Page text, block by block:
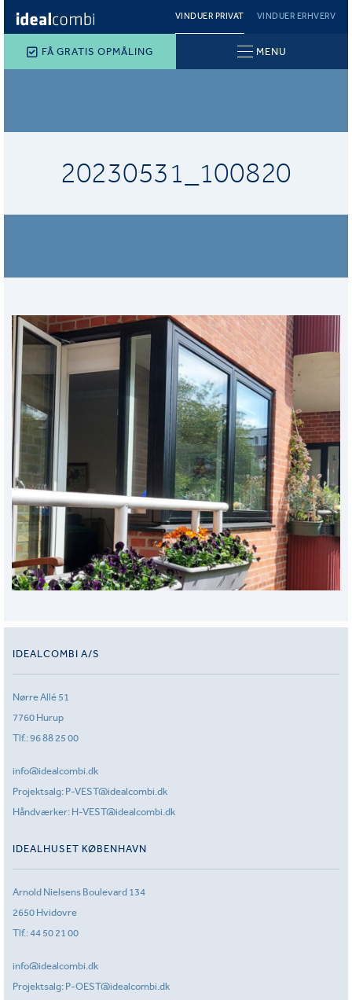
VINDUER PRIVAT VINDUER ERHVERV
FÅ GRATIS OPMÅLING MENU
20230531_100820
IDEALCOMBI A/S
Nørre Allé 51
7760 Hurup
Tlf.:96 88 25 00
info@idealcombi.dk
Projektsalg: P-VEST@idealcombi.dk
Håndværker: H-VEST@idealcombi.dk
IDEALHUSET KØBENHAVN
Arnold Nielsens Boulevard 134
2650 Hvidovre
Tlf.:44 50 21 00
info@idealcombi.dk
Projektsalg: P-OEST@idealcombi.dk